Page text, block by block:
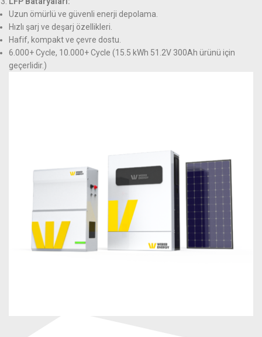
Uzun ömürlü ve güvenli enerji depolama.
Hızlı şarj ve deşarj özellikleri.
Hafif, kompakt ve çevre dostu.
6.000+ Cycle, 10.000+ Cycle (15.5 kWh 51.2V 300Ah ürünü için
geçerlidir.)